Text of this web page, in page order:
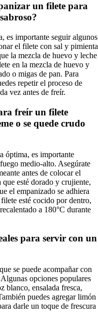
un filete para
es importante seguir algunos
el filete con sal y pimienta
la mezcla de huevo y leche
en la mezcla de huevo y
o migas de pan. Para
repetir el proceso de
vez antes de freír.
freír un filete
o se quede crudo
óptima, es importante
medio-alto. Asegúrate
antes de colocar el
esté dorado y crujiente,
el empanizado se adhiera
esté cocido por dentro,
a 180°C durante
para servir con un
se puede acompañar con
opciones populares
blanco, ensalada fresca,
puedes agregar limón
darle un toque de frescura